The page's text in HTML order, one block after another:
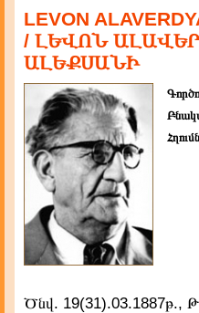
LEVON
/ ԼԵՎՈՆ
ԱԼԵՔՍԱՆԻ
Ծնվ. 19(31).03.1887թ.,